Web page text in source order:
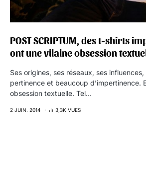
POST SCRIPTUM, des t-shirts
ont une vilaine obsession
Ses origines, ses réseaux, ses
pertinence et beaucoup d’impertinence.
obsession textuelle. Tel…
2 JUIN. 2014 3,3K VUES